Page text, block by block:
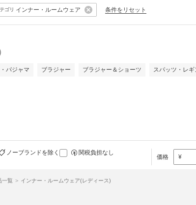
ゴリ インナー・ルームウェア 条件をリセット
パジャマ ブラジャー ブラジャー＆ショーツ スパッツ・レギ
ノーブランドを除く
関税負担なし
価格 ¥
一覧 インナー・ルームウェア(レディース)